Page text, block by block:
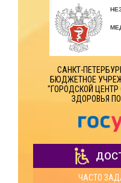
САНКТ-
БЮДЖЕТНОЕ
"ГОРОДСКОЙ
ЗДОРОВЬЯ
ЧАСТО